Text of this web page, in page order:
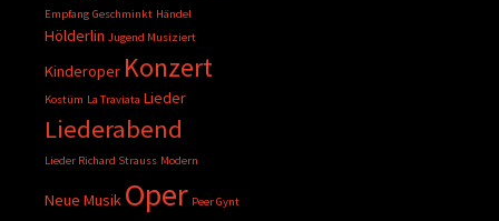
Empfang Geschminkt Händel
Hölderlin Jugend Musiziert
Kinderoper Konzert
Kostüm La Traviata Lieder
Liederabend
Lieder Richard Strauss Modern
Neue Musik Oper Peer Gynt